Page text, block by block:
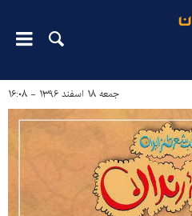
جمعه ۱۸ اسفند ۱۳۹۶ - ۱۶:۰۸